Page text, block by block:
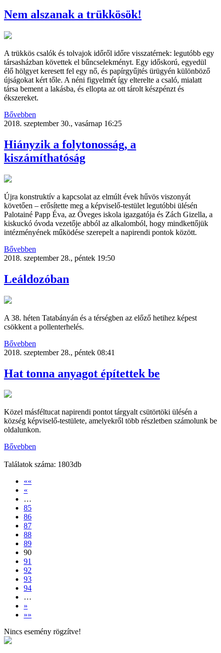
Nem alszanak a trükkösök!
A trükkös csalók és tolvajok időről időre visszatérnek: legutóbb egy
társasházban követtek el bűncselekményt. Egy időskorú, egyedül
élő hölgyet keresett fel egy nő, és papírgyűjtés ürügyén különböző
újságokat kért tőle. A néni figyelmét így elterelte a csaló, mialatt
társa bement a lakásba, és ellopta az ott tárolt készpénzt és
ékszereket.
Bővebben
2018. szeptember 30., vasárnap 16:25
Hiányzik a folytonosság, a
kiszámíthatóság
Újra konstruktív a kapcsolat az elmúlt évek hűvös viszonyát
követően – erősítette meg a képviselő-testület legutóbbi ülésén
Palotainé Papp Éva, az Öveges iskola igazgatója és Zách Gizella, a
kiskuckó óvoda vezetője abból az alkalomból, hogy mindkettőjük
intézményének működése szerepelt a napirendi pontok között.
Bővebben
2018. szeptember 28., péntek 19:50
Leáldozóban
A 38. héten Tatabányán és a térségben az előző hetihez képest
csökkent a pollenterhelés.
Bővebben
2018. szeptember 28., péntek 08:41
Hat tonna anyagot építettek be
Közel másféltucat napirendi pontot tárgyalt csütörtöki ülésén a
község képviselő-testülete, amelyekről több részletben számolunk be
oldalunkon.
Bővebben
Találatok száma: 1803db
««
«
…
85
86
87
88
89
90
91
92
93
94
…
»
»»
Nincs esemény rögzítve!